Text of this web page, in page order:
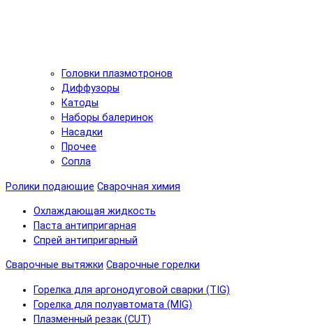
Головки плазмотронов
Диффузоры
Катоды
Наборы балеринок
Насадки
Прочее
Сопла
Ролики подающие Сварочная химия
Охлаждающая жидкость
Паста антипригарная
Спрей антипригарный
Сварочные вытяжки Сварочные горелки
Горелка для аргонодуговой сварки (TIG)
Горелка для полуавтомата (MIG)
Плазменный резак (CUT)